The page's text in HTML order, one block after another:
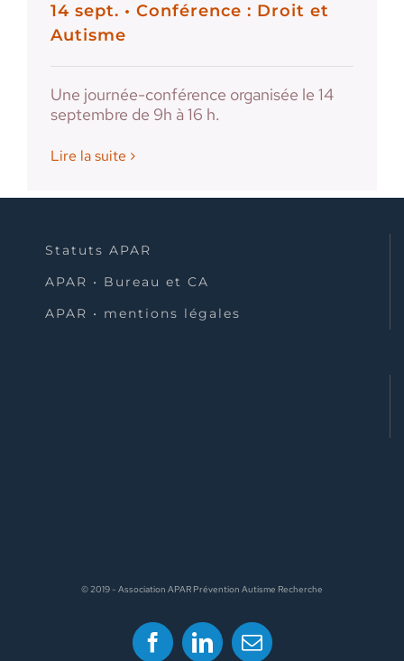
14 sept. • Conférence : Droit et
Autisme
Une journée-conférence organisée le 14
septembre de 9h à 16 h.
Lire la suite
Statuts APAR
APAR • Bureau et CA
APAR • mentions légales
© 2019 - Association APAR Prévention Autisme Recherche
FacebookLinkedIn
Email